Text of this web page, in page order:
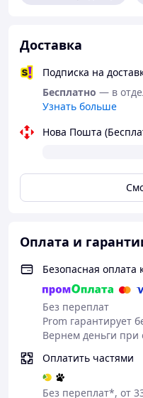
Як придбати
замовленн
дзвінка
Чому варто
нашому
Доставка
Подписка на
Бесплатно — в
Узнать больше
Нова Пошта
Оплата и
Безопасная оплата
Без переплат
Prom гарантирует
Вернем деньги при
Оплатить частями
Без переплат*, от